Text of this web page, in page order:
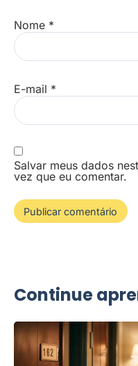
Nome *
E-mail *
Salvar meus dados
vez que eu comentar.
Continue